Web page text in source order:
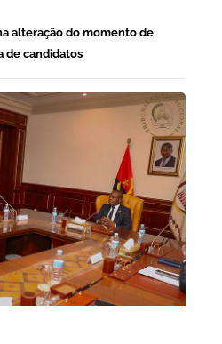
alteração do momento de
de candidatos